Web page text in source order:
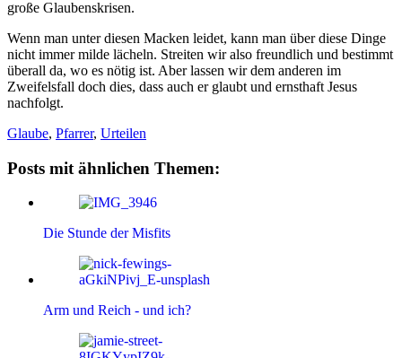
große Glaubenskrisen.
Wenn man unter diesen Macken leidet, kann man über diese Dinge
nicht immer milde lächeln. Streiten wir also freundlich und bestimmt
überall da, wo es nötig ist. Aber lassen wir dem anderen im
Zweifelsfall doch dies, dass auch er glaubt und ernsthaft Jesus
nachfolgt.
Glaube, Pfarrer, Urteilen
Posts mit ähnlichen Themen:
Die Stunde der Misfits
Arm und Reich - und ich?